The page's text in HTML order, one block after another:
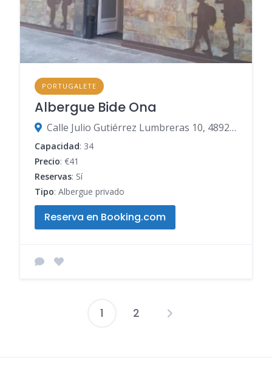
PORTUGALETE
Albergue Bide Ona
Calle Julio Gutiérrez Lumbreras 10, 48920 Portugalete, Vizcaya, España
Capacidad: 34
Precio: €41
Reservas: Sí
Tipo: Albergue privado
Reserva en Booking.com
Paginación
1 2